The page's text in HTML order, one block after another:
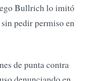
Bullrich lo imitó
pedir permiso en
de punta contra